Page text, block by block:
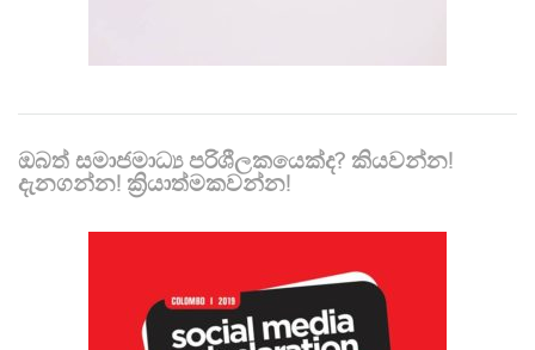
ඔබත් සමාජමාධ්‍ය පරිශීලකයෙක්ද? කියවන්න!
දැනගන්න! ක්‍රියාත්මකවන්න!